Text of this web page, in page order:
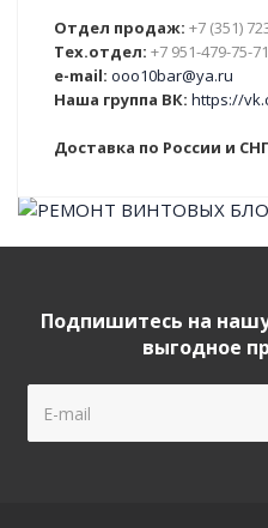
Отдел продаж: +7 (351)
Тех.отдел: +7 951-479-75-71
e-mail: ooo10bar@ya.ru
Наша группа ВК: https://
Доставка по России и
Подпишитесь на
выгодное